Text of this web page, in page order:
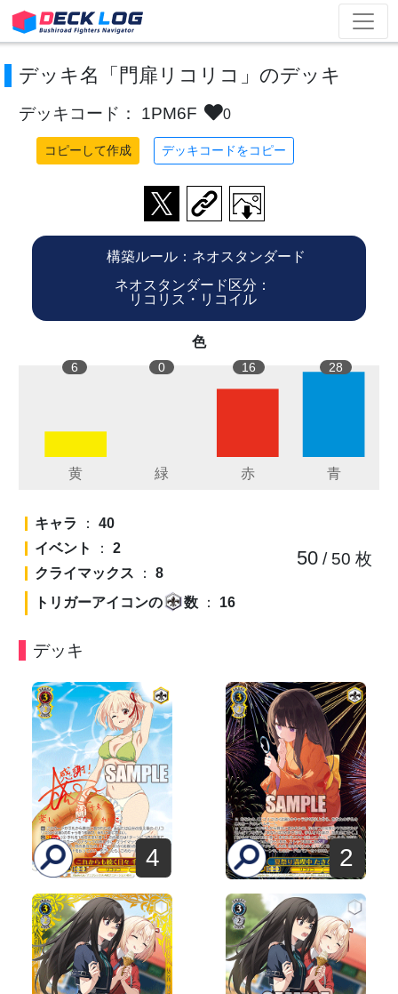
デッキ名「門扉リコリコ」のデッキ
デッキコード： 1PM6F 0
コピーして作成 デッキコードをコピー
構築ルール：ネオスタンダード
ネオスタンダード区分：
リコリス・リコイル
色
6 0 16 28
キャラ ： 40
イベント
： 2
クライマックス ： 8
トリガーアイコンの
数 ： 16
50/ 50 枚
デッキ
4 2